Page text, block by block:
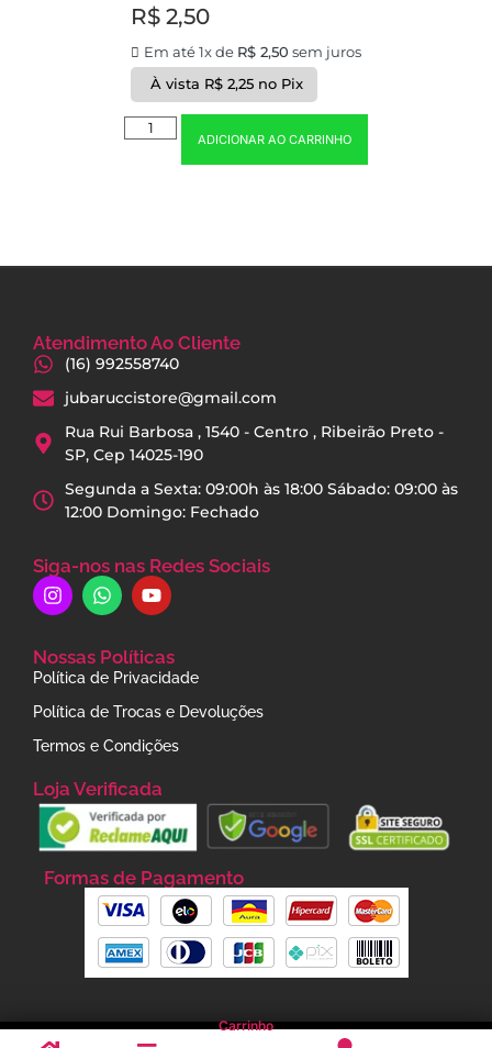
Carrinho
R$ 2,50
Em até 1x de R$ 2,50 sem juros
À vista R$2,25 no Pix
ADICIONAR AO CARRINHO
Atendimento Ao Cliente
(16) 992558740
jubaruccistore@gmail.com
Rua Rui Barbosa , 1540 - Centro , Ribeirão Preto -
SP, Cep 14025-190
Segunda a Sexta: 09:00h às 18:00 Sábado: 09:00 às
12:00 Domingo: Fechado
Siga-nos nas Redes Sociais
Nossas Políticas
Política de Privacidade
Política de Trocas e Devoluções
Termos e Condições
Loja Verificada
Formas de Pagamento